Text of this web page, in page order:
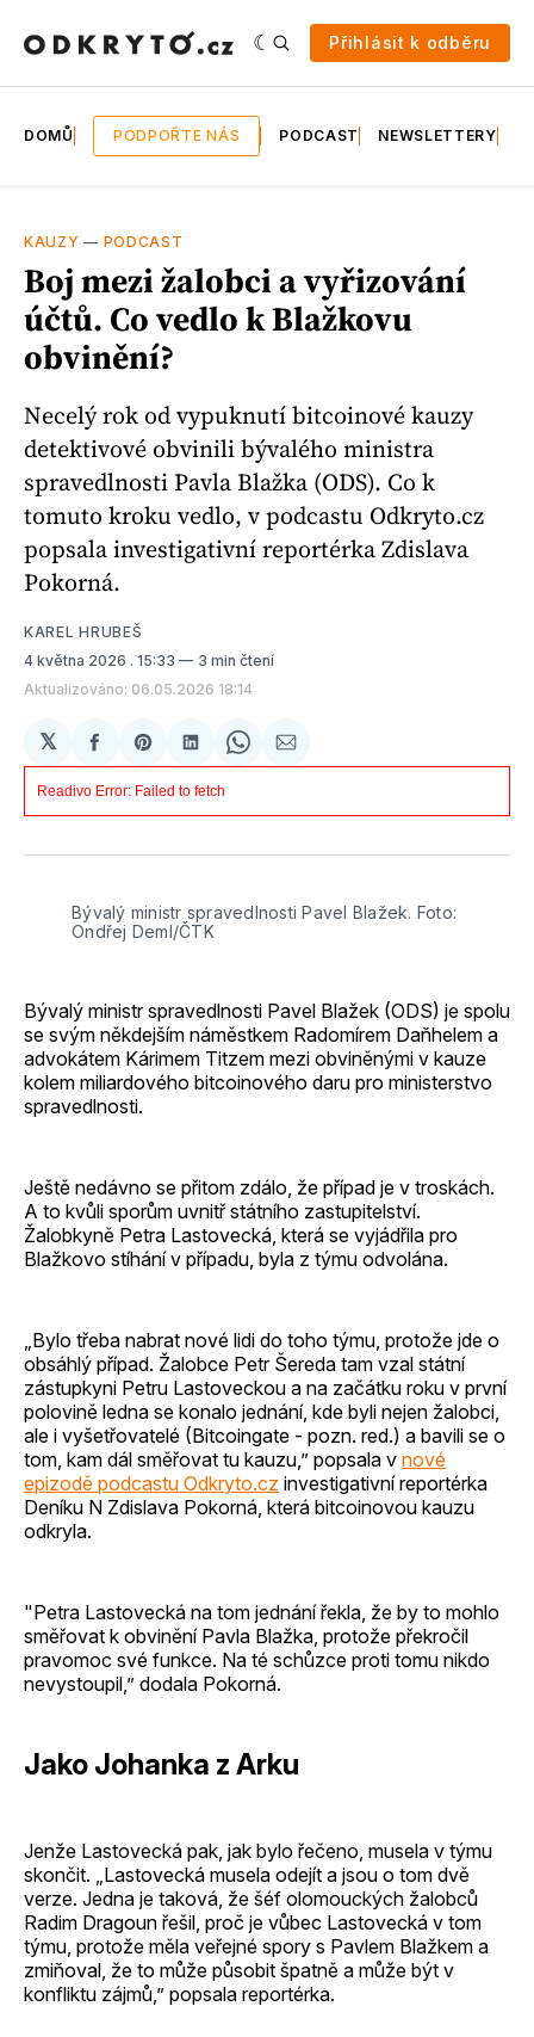
Přihlásit k odběru
DOMŮ PODPOŘTE NÁS PODCAST NEWSLETTERY
KAUZY — PODCAST
Boj mezi žalobci a vyřizování
účtů. Co vedlo k Blažkovu
obvinění?
Necelý rok od vypuknutí bitcoinové kauzy
detektivové obvinili bývalého ministra
spravedlnosti Pavla Blažka (ODS). Co k
tomuto kroku vedlo, v podcastu Odkryto.cz
popsala investigativní reportérka Zdislava
Pokorná.
KAREL HRUBEŠ
4 května 2026 . 15:33
3 min čtení
Aktualizováno: 06.05.2026 18:14
𝕏
Sdílet
na
Facebooku
Share
on
Pinterest
Sdílet
na
LinkedIn
Share
on
Sdílet
e-
Bývalý ministr spravedlnosti Pavel Blažek. Foto:
Ondřej Deml/ČTK
Bývalý ministr spravedlnosti Pavel Blažek (ODS) je spolu
se svým někdejším náměstkem Radomírem Daňhelem a
advokátem Kárimem Titzem mezi obviněnými v kauze
kolem miliardového bitcoinového daru pro ministerstvo
spravedlnosti.
Ještě nedávno se přitom zdálo, že případ je v troskách.
A to kvůli sporům uvnitř státního zastupitelství.
Žalobkyně Petra Lastovecká, která se vyjádřila pro
Blažkovo stíhání v případu, byla z týmu odvolána.
„Bylo třeba nabrat nové lidi do toho týmu, protože jde o
obsáhlý případ. Žalobce Petr Šereda tam vzal státní
zástupkyni Petru Lastoveckou a na začátku roku v první
polovině ledna se konalo jednání, kde byli nejen žalobci,
ale i vyšetřovatelé (Bitcoingate - pozn. red.) a bavili se o
tom, kam dál směřovat tu kauzu,” popsala v nové
epizodě podcastu Odkryto.cz investigativní reportérka
Deníku N Zdislava Pokorná, která bitcoinovou kauzu
odkryla.
"Petra Lastovecká na tom jednání řekla, že by to mohlo
směřovat k obvinění Pavla Blažka, protože překročil
pravomoc své funkce. Na té schůzce proti tomu nikdo
nevystoupil,” dodala Pokorná.
Jako Johanka z Arku
Jenže Lastovecká pak, jak bylo řečeno, musela v týmu
skončit. „Lastovecká musela odejít a jsou o tom dvě
verze. Jedna je taková, že šéf olomouckých žalobců
Radim Dragoun řešil, proč je vůbec Lastovecká v tom
týmu, protože měla veřejné spory s Pavlem Blažkem a
zmiňoval, že to může působit špatně a může být v
konfliktu zájmů,” popsala reportérka.